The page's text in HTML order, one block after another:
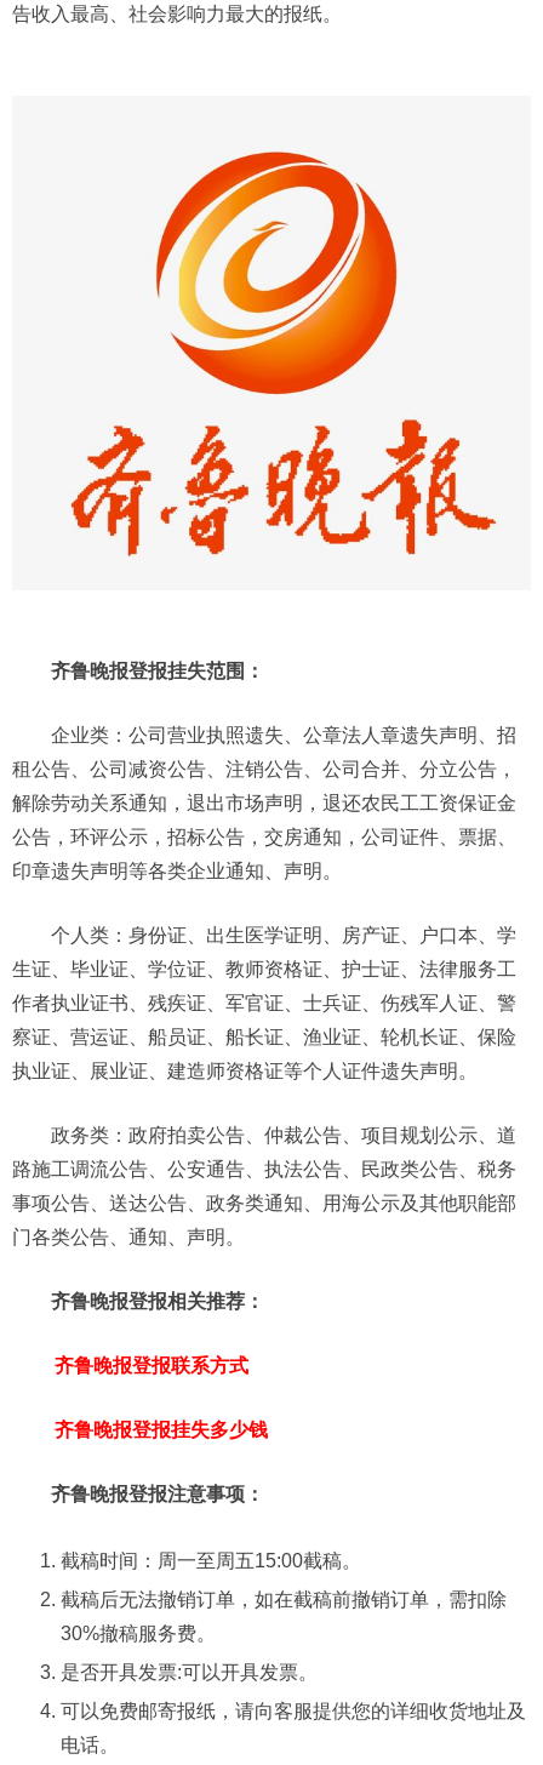
告收入最高、社会影响力最大的报纸。
齐鲁晚报登报挂失范围：
企业类：公司营业执照遗失、公章法人章遗失声明、招
租公告、公司减资公告、注销公告、公司合并、分立公告，
解除劳动关系通知，退出市场声明，退还农民工工资保证金
公告，环评公示，招标公告，交房通知，公司证件、票据、
印章遗失声明等各类企业通知、声明。
个人类：身份证、出生医学证明、房产证、户口本、学
生证、毕业证、学位证、教师资格证、护士证、法律服务工
作者执业证书、残疾证、军官证、士兵证、伤残军人证、警
察证、营运证、船员证、船长证、渔业证、轮机长证、保险
执业证、展业证、建造师资格证等个人证件遗失声明。
政务类：政府拍卖公告、仲裁公告、项目规划公示、道
路施工调流公告、公安通告、执法公告、民政类公告、税务
事项公告、送达公告、政务类通知、用海公示及其他职能部
门各类公告、通知、声明。
齐鲁晚报登报相关推荐：
齐鲁晚报登报联系方式
齐鲁晚报登报挂失多少钱
齐鲁晚报登报注意事项：
截稿时间：周一至周五15:00截稿。
截稿后无法撤销订单，如在截稿前撤销订单，需扣除
30%撤稿服务费。
是否开具发票:可以开具发票。
可以免费邮寄报纸，请向客服提供您的详细收货地址及
电话。